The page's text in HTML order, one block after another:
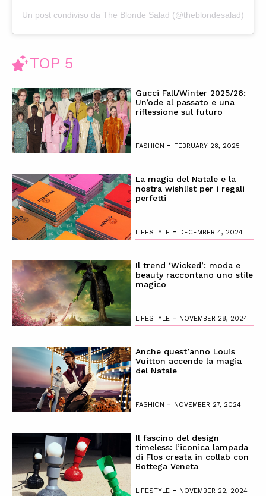
Un post condiviso da The Blonde Salad (@theblondesalad)
TOP 5
Gucci Fall/Winter 2025/26:
Un’ode al passato e una
riflessione sul futuro
FASHION - FEBRUARY 28, 2025
La magia del Natale e la
nostra wishlist per i regali
perfetti
LIFESTYLE - DECEMBER 4, 2024
Il trend ‘Wicked’: moda e
beauty raccontano uno stile
magico
LIFESTYLE - NOVEMBER 28, 2024
Anche quest’anno Louis
Vuitton accende la magia
del Natale
FASHION - NOVEMBER 27, 2024
Il fascino del design
timeless: l’iconica lampada
di Flos creata in collab con
Bottega Veneta
LIFESTYLE - NOVEMBER 22, 2024